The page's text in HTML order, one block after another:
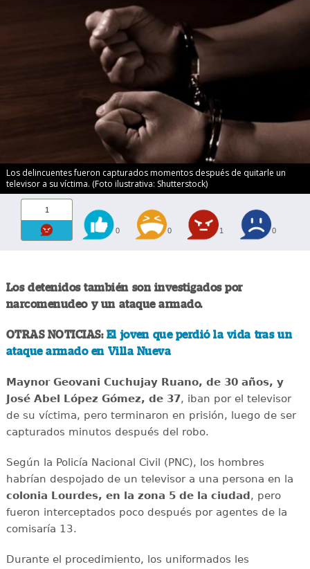
Los delincuentes fueron capturados momentos después de quitarle un
televisor a su víctima. (Foto ilustrativa: Shutterstock)
1
0 0 1 0
Los detenidos también son investigados por
narcomenudeo y un ataque armado.
OTRAS NOTICIAS: El joven que perdió la vida tras un
ataque armado en Villa Nueva
Maynor Geovani Cuchujay Ruano, de 30 años, y
José Abel López Gómez, de 37, iban por el televisor
de su víctima, pero terminaron en prisión, luego de ser
capturados minutos después del robo.
Según la Policía Nacional Civil (PNC), los hombres
habrían despojado de un televisor a una persona en la
colonia Lourdes, en la zona 5 de la ciudad, pero
fueron interceptados poco después por agentes de la
comisaría 13.
Durante el procedimiento, los uniformados les